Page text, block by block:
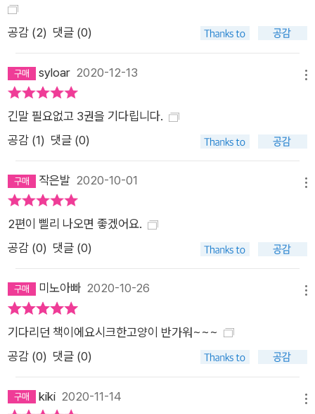
공감 (2) 댓글 (0)
syloar 2020-12-13
긴말 필요없고 3권을 기다립니다.
공감 (1) 댓글 (0)
작은발 2020-10-01
2편이 삘리 나오면 좋겠어요.
공감 (0) 댓글 (0)
미노아빠 2020-10-26
기다리던 책이에요시크한고양이 반가워~~~
공감 (0) 댓글 (0)
kiki 2020-11-14